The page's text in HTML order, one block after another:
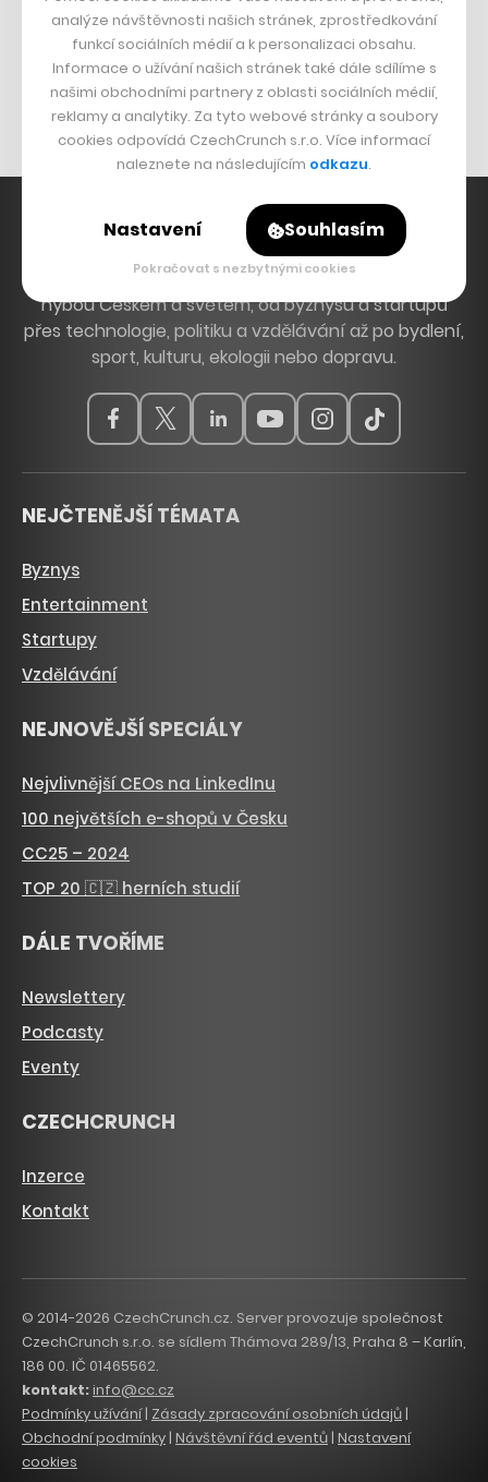
Bomma není tichá
Originální hodinky
Nábytek z betonu
Hlavní zdroj inspirace. Věnujeme se tématům, která
hýbou Českem a světem, od byznysu a startupů
přes technologie, politiku a vzdělávání až po bydlení,
sport, kulturu, ekologii nebo dopravu.
NEJČTENĚJŠÍ TÉMATA
Byznys
Entertainment
Startupy
Vzdělávání
NEJNOVĚJŠÍ SPECIÁLY
Nejvlivnější CEOs na LinkedInu
100 největších e-shopů v Česku
CC25 – 2024
TOP 20 🇨🇿 herních studií
DÁLE TVOŘÍME
Newslettery
Podcasty
Eventy
CZECHCRUNCH
Inzerce
Kontakt
© 2014-2026 CzechCrunch.cz. Server provozuje společnost
CzechCrunch s.r.o. se sídlem Thámova 289/13, Praha 8 – Karlín,
186 00. IČ 01465562.
kontakt:info@cc.cz
Podmínky užívání| Zásady zpracování osobních údajů |
Obchodní podmínky | Návštěvní řád eventů | Nastavení
cookies
analýze návštěvnosti našich stránek, zprostředkování
funkcí sociálních médií a k personalizaci obsahu.
Informace o užívání našich stránek také dále sdílíme s
našimi obchodními partnery z oblasti sociálních médií,
reklamy a analytiky. Za tyto webové stránky a soubory
cookies odpovídá CzechCrunch s.r.o. Více informací
naleznete na následujícím odkazu.
Nastavení Souhlasím
Pokračovat s nezbytnými cookies